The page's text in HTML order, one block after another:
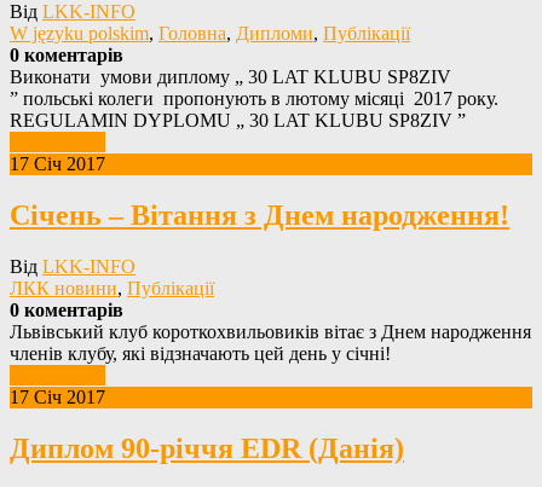
Від LKK-INFO
W języku polskim, Головна, Дипломи, Публікації
0 коментарів
Виконати умови диплому „ 30 LAT KLUBU SP8ZIV
” польські колеги пропонують в лютому місяці 2017 року.
REGULAMIN DYPLOMU „ 30 LAT KLUBU SP8ZIV ”
17 Січ 2017
Січень – Вітання з Днем народження!
Від LKK-INFO
ЛКК новини, Публікації
0 коментарів
Львівський клуб короткохвильовиків вітає з Днем народження
членів клубу, які відзначають цей день у січні!
17 Січ 2017
Диплом 90-річчя EDR (Данія)